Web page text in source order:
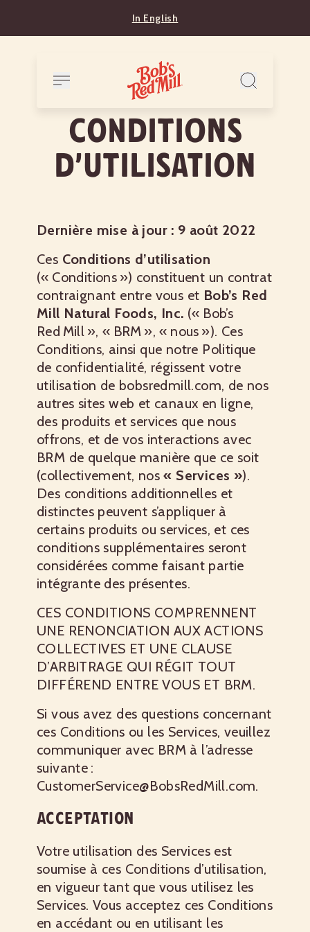
In English
Conditions
d’utilisation
Dernière mise à jour : 9 août 2022
Ces Conditions d’utilisation
(« Conditions ») constituent un contrat
contraignant entre vous et Bob’s Red
Mill Natural Foods, Inc. (« Bob’s
Red Mill », « BRM », « nous »). Ces
Conditions, ainsi que notre Politique
de confidentialité, régissent votre
utilisation de bobsredmill.com, de nos
autres sites web et canaux en ligne,
des produits et services que nous
offrons, et de vos interactions avec
BRM de quelque manière que ce soit
(collectivement, nos« Services »).
Des conditions additionnelles et
distinctes peuvent s’appliquer à
certains produits ou services, et ces
conditions supplémentaires seront
considérées comme faisant partie
intégrante des présentes.
CES CONDITIONS COMPRENNENT
UNE RENONCIATION AUX ACTIONS
COLLECTIVES ET UNE CLAUSE
D’ARBITRAGE QUI RÉGIT TOUT
DIFFÉREND ENTRE VOUS ET BRM.
Si vous avez des questions concernant
ces Conditions ou les Services, veuillez
communiquer avec BRM à l’adresse
suivante :
CustomerService@BobsRedMill.com.
ACCEPTATION
Votre utilisation des Services est
soumise à ces Conditions d’utilisation,
en vigueur tant que vous utilisez les
Services. Vous acceptez ces Conditions
en accédant ou en utilisant les